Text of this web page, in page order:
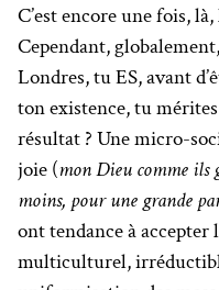
C’est encore une fois,
Cependant,
Londres, tu ES, avant
ton existence, tu
résultat ? Une micro-
joie (mon Dieu comme ils
moins, pour une grande
ont tendance à
multiculturel,